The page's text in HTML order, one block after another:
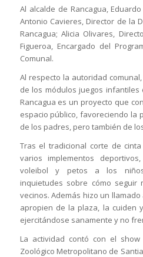
Al alcalde de Rancagua,
Antonio Cavieres, Director de la
Rancagua; Alicia Olivares,
Figueroa, Encargado del
Comunal.
Al respecto la autoridad
de los módulos juegos
Rancagua es un proyecto que
espacio público, favoreciendo la
de los padres, pero también de
Tras el tradicional corte de
varios implementos
voleibol y petos a los
inquietudes sobre cómo seguir
vecinos. Además hizo un
apropien de la plaza, la cuiden
ejercitándose sanamente y no
La actividad contó con el
Zoológico Metropolitano de